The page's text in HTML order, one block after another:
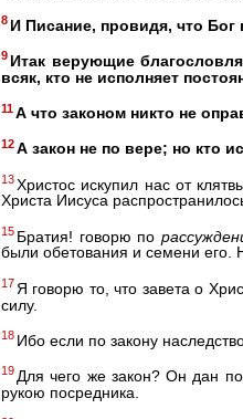
8 И Писание, провидя, что
9 Итак верующие
всяк, кто не исполняет
11А что законом никто не
12А закон не по вере; но кто
13Христос искупил нас от
Христа Иисуса
15 Братия! говорю по
были обетования и семени его.
17 Я говорю то, что завета о
силу.
18 Ибо если по закону
19 Для чего же закон? Он дан
рукою посредника.